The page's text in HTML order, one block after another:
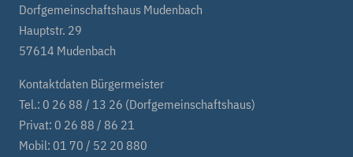
Dorfgemeinschaftshaus Mudenbach
Hauptstr. 29
57614 Mudenbach
Kontaktdaten Bürgermeister
Tel.: 0 26 88 / 13 26 (Dorfgemeinschaftshaus)
Privat: 0 26 88 / 86 21
Mobil: 01 70 / 52 20 880